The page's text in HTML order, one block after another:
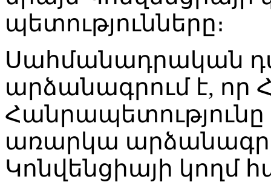
պետությունները։
Սահմանադրական
արձանագրում է, որ
Հանրապետությունը
առարկա
Կոնվենցիայի կողմ